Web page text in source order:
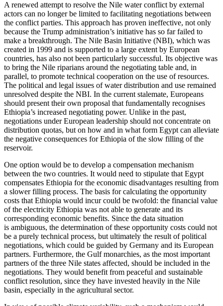
A renewed attempt to resolve the Nile water conflict by external
actors can no longer be limited to facilitating negotiations between
the conflict parties. This approach has prov­en ineffective, not only
because the Trump administration’s initiative has so far failed to
make a breakthrough. The Nile Basin Initiative (NBI), which was
created in 1999 and is supported to a large extent by Euro­pean
countries, has also not been particu­larly successful. Its objective was
to bring the Nile riparians around the negotiating table and, in
parallel, to promote technical cooperation on the use of resources.
The political and legal issues of water distribu­tion and use remained
unresolved despite the NBI. In the current stalemate, Euro­peans
should present their own proposal that fundamentally recognises
Ethiopia’s increased negotiating power. Unlike in the past,
negotiations under European leader­ship should not concentrate on
distribution quotas, but on how and in what form Egypt can alleviate
the negative consequences for Ethiopia of the slow filling of the
reservoir.
One option would be to develop a compensation mechanism
between the two countries. It would need to stipulate that Egypt
compensates Ethiopia for the eco­nomic disadvantages resulting from
a slower filling process. The basis for calcu­lating the opportunity
costs that Ethiopia would incur could be twofold: the financial value
of the electricity Ethiopia was not able to generate and its
corresponding eco­nomic benefits. Since the data situation
is ambiguous, the determination of these oppor­tunity costs could not
be a purely tech­nical process, but ultimately the result of political
negotiations, which could be guided by Germany and its European
part­ners. Furthermore, the Gulf monarchies, as the most important
partners of the three Nile states affected, should be included in the
negotiations. They would benefit from peaceful and sustainable
conflict resolution, since they have invested heavily in the Nile
basin, especially in the agricultural sector.